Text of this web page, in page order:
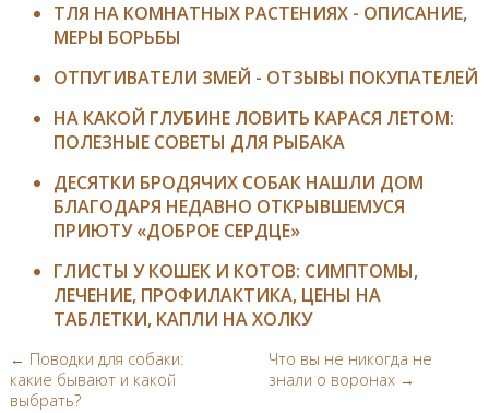
ТЛЯ НА КОМНАТНЫХ РАСТЕНИЯХ - ОПИСАНИЕ,
МЕРЫ БОРЬБЫ
ОТПУГИВАТЕЛИ ЗМЕЙ - ОТЗЫВЫ ПОКУПАТЕЛЕЙ
НА КАКОЙ ГЛУБИНЕ ЛОВИТЬ КАРАСЯ ЛЕТОМ:
ПОЛЕЗНЫЕ СОВЕТЫ ДЛЯ РЫБАКА
ДЕСЯТКИ БРОДЯЧИХ СОБАК НАШЛИ ДОМ
БЛАГОДАРЯ НЕДАВНО ОТКРЫВШЕМУСЯ
ПРИЮТУ «ДОБРОЕ СЕРДЦЕ»
ГЛИСТЫ У КОШЕК И КОТОВ: СИМПТОМЫ,
ЛЕЧЕНИЕ, ПРОФИЛАКТИКА, ЦЕНЫ НА
ТАБЛЕТКИ, КАПЛИ НА ХОЛКУ
← Поводки для собаки:
какие бывают и какой
выбрать?
Что вы не никогда не
знали о воронах →